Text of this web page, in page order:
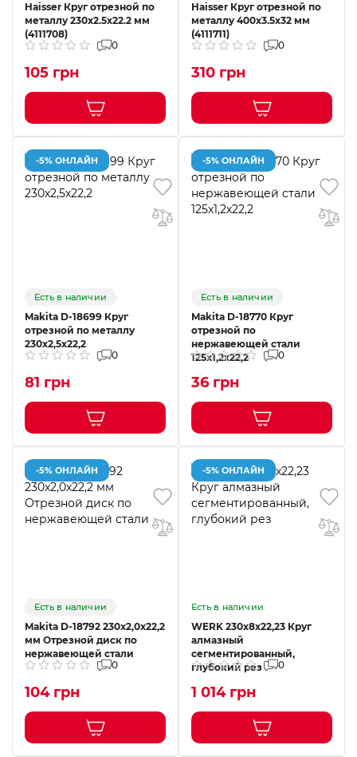
Haisser Круг отрезной по
металлу 230х2.5х22.2 мм
(4111708)
0
105 грн
Haisser Круг отрезной по
металлу 400х3.5х32 мм
(4111711)
0
310 грн
-5% ОНЛАЙН
Есть в наличии
Makita D-18699 Круг
отрезной по металлу
230х2,5х22,2
0
81 грн
-5% ОНЛАЙН
Есть в наличии
Makita D-18770 Круг
отрезной по
нержавеющей стали
125х1,2х22,2
0
36 грн
-5% ОНЛАЙН
Есть в наличии
Makita D-18792 230x2,0x22,2
мм Отрезной диск по
нержавеющей стали
0
104 грн
-5% ОНЛАЙН
Есть в наличии
WERK 230х8х22,23 Круг
алмазный
сегментированный,
глубокий рез
0
1 014 грн